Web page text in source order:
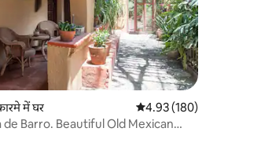
समीक्षाएँ
में घर औसत रेटिंग 5 में से 4.93,
4.93 (180)
de Barro. Beautiful Old Mexican